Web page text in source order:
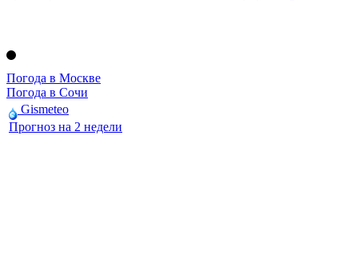
Погода в Москве
Погода в Сочи
Gismeteo
Прогноз на 2 недели